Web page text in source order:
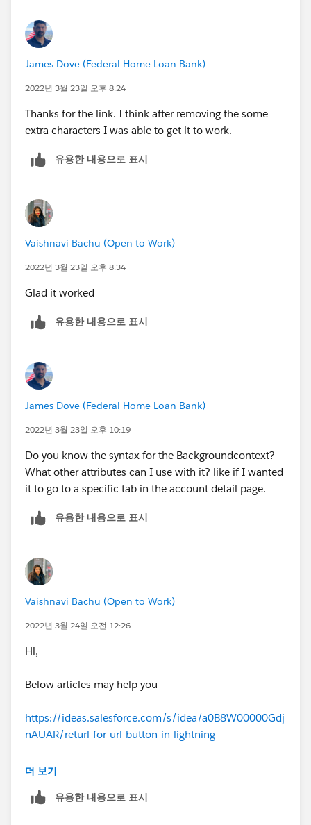
James Dove (Federal Home Loan Bank)
2022년 3월 23일 오후 8:24
Thanks for the link. I think after removing the some
extra characters I was able to get it to work.
유용한 내용으로 표시
Vaishnavi Bachu (Open to Work)
2022년 3월 23일 오후 8:34
Glad it worked
유용한 내용으로 표시
James Dove (Federal Home Loan Bank)
2022년 3월 23일 오후 10:19
Do you know the syntax for the Backgroundcontext?
What other attributes can I use with it? like if I wanted
it to go to a specific tab in the account detail page.
유용한 내용으로 표시
Vaishnavi Bachu (Open to Work)
2022년 3월 24일 오전 12:26
Hi,
Below articles may help you
https://ideas.salesforce.com/s/idea/a0B8W00000Gdj
nAUAR/returl-for-url-button-in-lightning
https://www.salesforceben.com/salesforce-url-
더 보기
유용한 내용으로 표시